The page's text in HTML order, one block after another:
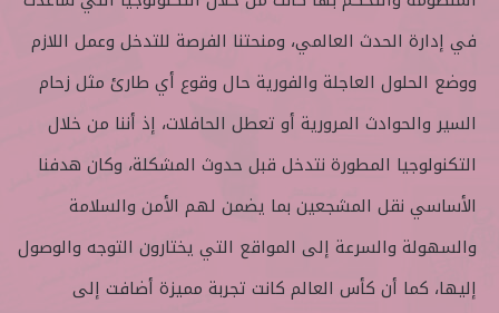
في إدارة الحدث العالمي، ومنحتنا الفرصة للتدخل وعمل اللازم
ووضع الحلول العاجلة والفورية حال وقوع أي طارئ مثل زحام
السير والحوادث المرورية أو تعطل الحافلات، إذ أننا من خلال
التكنولوجيا المطورة نتدخل قبل حدوث المشكلة، وكان هدفنا
الأساسي نقل المشجعين بما يضمن لهم الأمن والسلامة
والسهولة والسرعة إلى المواقع التي يختارون التوجه والوصول
إليها، كما أن كأس العالم كانت تجربة مميزة أضافت إلى